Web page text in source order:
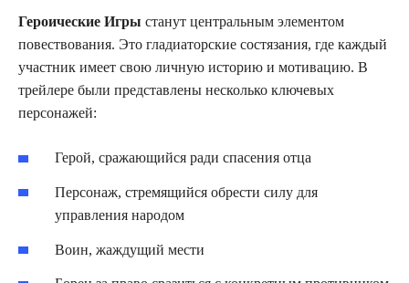
Героические Игры станут центральным элементом
повествования. Это гладиаторские состязания, где каждый
участник имеет свою личную историю и мотивацию. В
трейлере были представлены несколько ключевых
персонажей:
Герой, сражающийся ради спасения отца
Персонаж, стремящийся обрести силу для
управления народом
Воин, жаждущий мести